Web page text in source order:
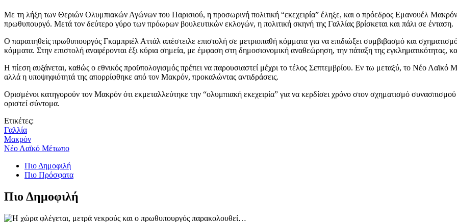
Με τη λήξη των Θεριών Ολυμπιακών Αγώνων του Παρισιού, η προσωρινή πολιτική “εκεχειρία” έληξε, και ο πρόεδρος Εμανουέλ Μακρόν
πρωθυπουργό. Μετά τον δεύτερο γύρο των πρόωρων βουλευτικών εκλογών, η πολιτική σκηνή της Γαλλίας βρίσκεται και πάλι σε ένταση.
Ο παραιτηθείς πρωθυπουργός Γκαμπριέλ Αττάλ απέστειλε επιστολή σε μετριοπαθή κόμματα για να επιδιώξει συμβιβασμό και
κόμματα. Στην επιστολή αναφέρονται έξι κύρια σημεία, με έμφαση στη δημοσιονομική αναθεώρηση, την πάταξη της εγκληματικότητας,
Η πίεση αυξάνεται, καθώς ο εθνικός προϋπολογισμός πρέπει να παρουσιαστεί μέχρι το τέλος Σεπτεμβρίου. Εν τω μεταξύ, το Νέο
αλλά η υποψηφιότητά της απορρίφθηκε από τον Μακρόν, προκαλώντας αντιδράσεις.
Ορισμένοι κατηγορούν τον Μακρόν ότι εκμεταλλεύτηκε την “ολυμπιακή εκεχειρία” για να κερδίσει χρόνο στον σχηματισμό
οριστεί σύντομα.
Ετικέτες:
Γαλλία
Μακρόν
Νέο Λαϊκό Μέτωπο
Πιο Δημοφιλή
Πιο Πρόσφατα
Πιο Δημοφιλή